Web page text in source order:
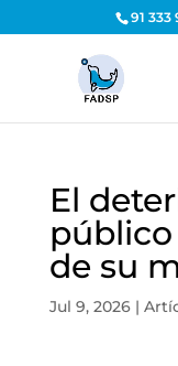
91 333
El
público
de su
Jul 9, 2026|